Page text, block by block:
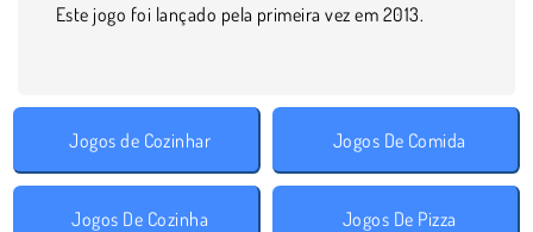
Este jogo foi lançado pela primeira vez em 2013.
Jogos de Cozinhar Jogos De Comida
Jogos De Cozinha Jogos De Pizza